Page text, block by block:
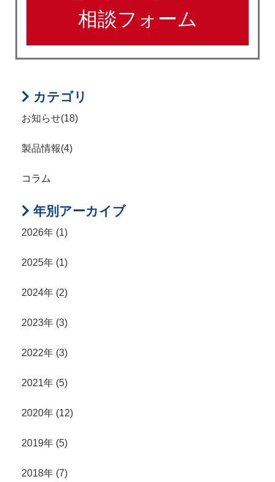
相談フォーム
カテゴリ
お知らせ(18)
製品情報(4)
コラム
年別アーカイブ
2026年 (1)
2025年 (1)
2024年 (2)
2023年 (3)
2022年 (3)
2021年 (5)
2020年 (12)
2019年 (5)
2018年 (7)